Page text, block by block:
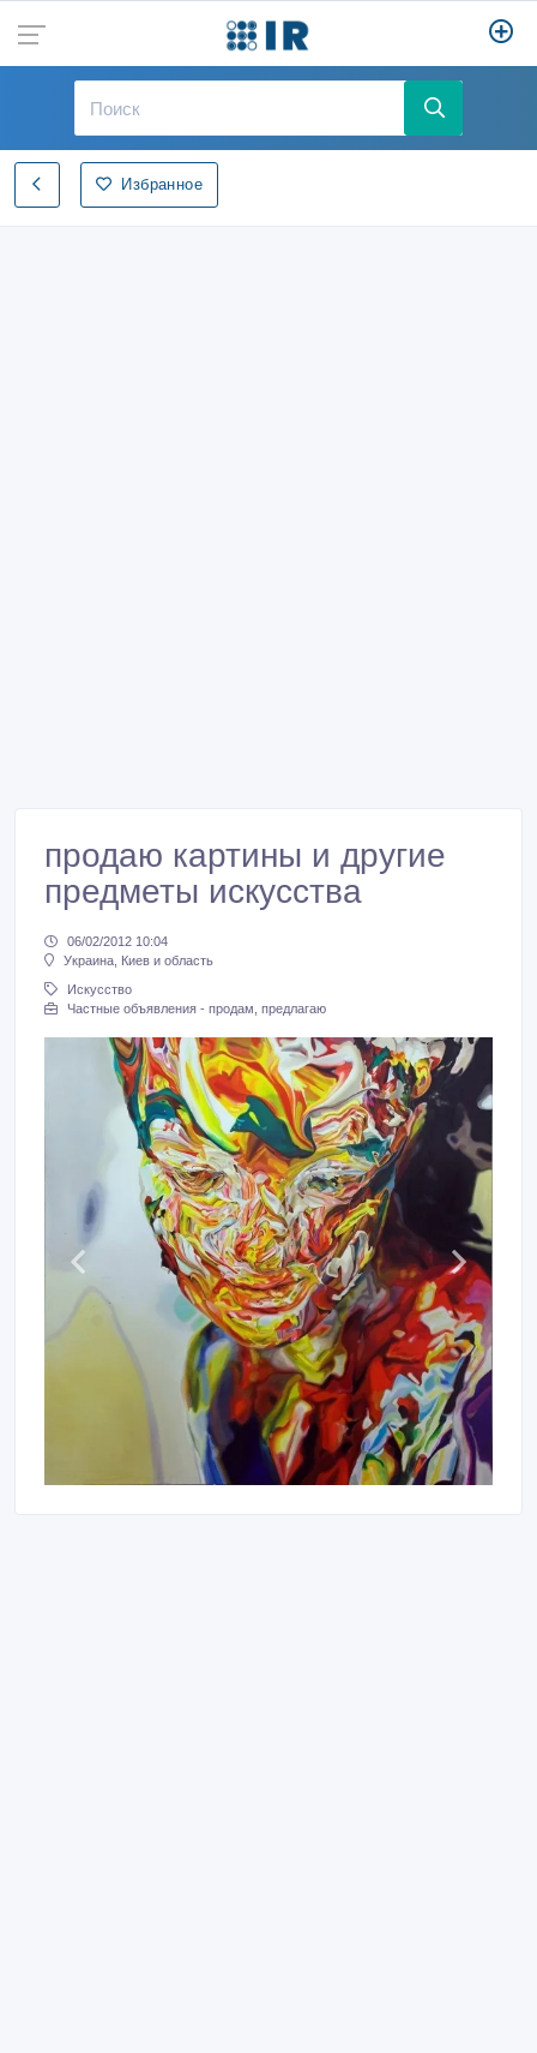
Избранное
продаю картины и другие
предметы искусства
06/02/2012 10:04
Украина, Киев и область
Искусство
Частные объявления - продам, предлагаю